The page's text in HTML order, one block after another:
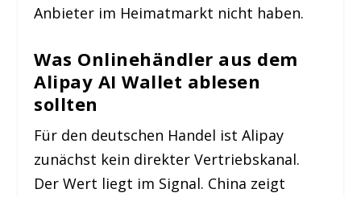
Anbieter im Heimatmarkt nicht haben.
Was Onlinehändler aus dem
Alipay AI Wallet ablesen
sollten
Für den deutschen Handel ist Alipay
zunächst kein direkter Vertriebskanal.
Der Wert liegt im Signal. China zeigt